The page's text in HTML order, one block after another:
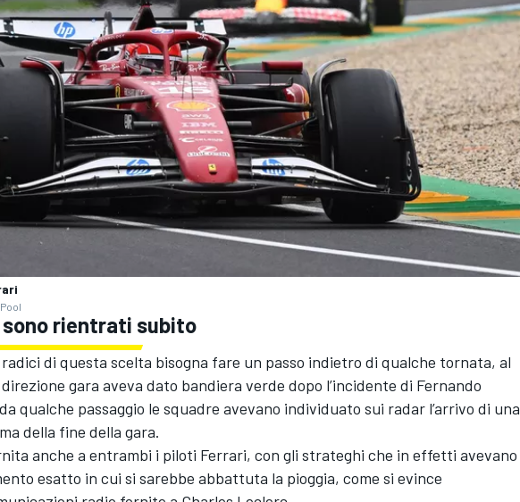
sono rientrati subito
di questa scelta bisogna fare un passo indietro di qualche tornata, al
gara aveva dato bandiera verde dopo l’incidente di Fernando
qualche passaggio le squadre avevano individuato sui radar l’arrivo di una
della fine della gara.
anche a entrambi i piloti Ferrari, con gli strateghi che in effetti avevano
esatto in cui si sarebbe abbattuta la pioggia, come si evince